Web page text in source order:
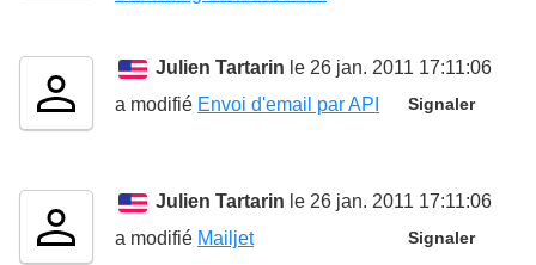
Julien Tartarin le 26 jan. 2011 17:11:06
Signaler
a modifié Envoi d'email par API
Julien Tartarin le 26 jan. 2011 17:11:06
Signaler
a modifié Mailjet